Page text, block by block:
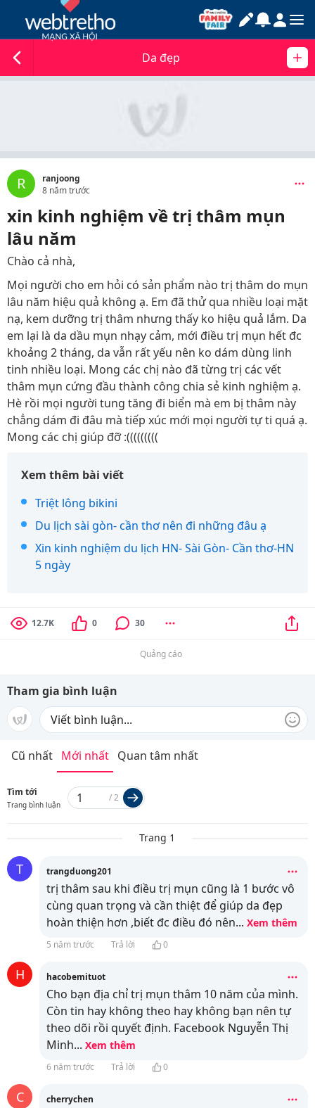
Da đẹp
R
ranjoong
8 năm trước
xin kinh nghiệm về trị thâm mụn
lâu năm
Chào cả nhà,
Mọi người cho em hỏi có sản phẩm nào trị thâm do mụn
lâu năm hiệu quả không ạ. Em đã thử qua nhiều loại mặt
nạ, kem dưỡng trị thâm nhưng thấy ko hiệu quả lắm. Da
em lại là da dầu mụn nhạy cảm, mới điều trị mụn hết đc
khoảng 2 tháng, da vẫn rất yếu nên ko dám dùng linh
tinh nhiều loại. Mong các chị nào đã từng trị các vết
thâm mụn cứng đầu thành công chia sẻ kinh nghiệm ạ.
Hè rồi mọi người tung tăng đi biển mà em bị thâm này
chẳng dám đi đâu mà tiếp xúc mới mọi người tự ti quá ạ.
Mong các chị giúp đỡ :(((((((((
Xem thêm bài viết
Triệt lông bikini
Du lịch sài gòn- cần thơ nên đi những đâu ạ
Xin kinh nghiệm du lịch HN- Sài Gòn- Cần thơ-HN
5 ngày
12.7K 0 30
Quảng cáo
Tham gia bình luận
Cũ nhất Mới nhất Quan tâm nhất
Tìm tới
Trang bình luận
/2
Trang 1
T trangduong201
trị thâm sau khi điều trị mụn cũng là 1 bước vô
cùng quan trọng và cần thiệt để giúp da đẹp
hoàn thiện hơn ,biết đc điều đó nên... Xem thêm
5 năm trước Trả lời 0
H hacobemituot
Cho bạn địa chỉ trị mụn thâm 10 năm của mình.
Còn tin hay không theo hay không bạn nên tự
theo dõi rồi quyết định. Facebook Nguyễn Thị
Minh... Xem thêm
6 năm trước Trả lời 0
C cherrychen